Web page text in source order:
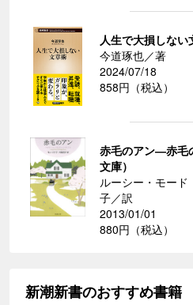
人生で大損しない
今道琢也／著
2024/07/18
858円（税込）
赤毛のアン―赤毛
文庫）
ルーシー・モー
子／訳
2013/01/01
880円（税込）
新潮新書のおすすめ書籍